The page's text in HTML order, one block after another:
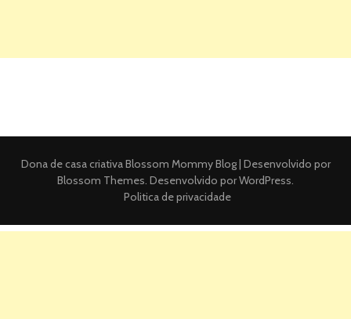
Dona de casa criativaBlossom Mommy Blog | Desenvolvido por
Blossom Themes. Desenvolvido porWordPress.
Politica de privacidade